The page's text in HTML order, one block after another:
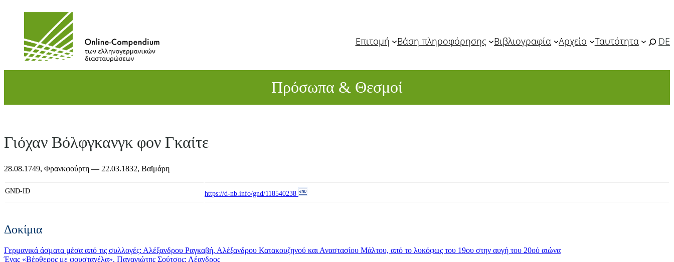
Επιτομή Βάση πληροφόρησης Βιβλιογραφία Αρχείο Ταυτότητα DE
Πρόσωπα & Θεσμοί
Γιόχαν Βόλφγκανγκ φον Γκαίτε
28.08.1749, Φρανκφούρτη — 22.03.1832, Βαϊμάρη
GND-ID https://d-nb.info/gnd/118540238
Δοκίμια
Γερμανικά άσματα μέσα από τις συλλογές: Αλέξανδρου Ραγκαβή, Αλέξανδρου Κατακουζηνού και Αναστασίου Μάλτου, από το λυκόφως του 19ου στην αυγή του 20ού αιώνα
Ένας «Βέρθερος με φουστανέλα». Παναγιώτης Σούτσος: Λέανδρος